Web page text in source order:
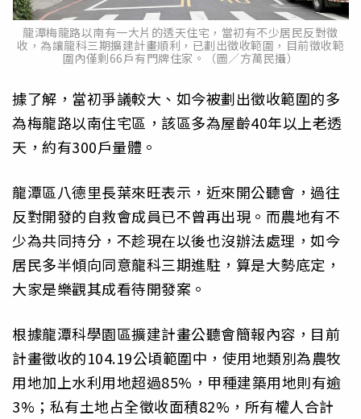
龍潭梅龍路以南有一大片的透天住宅，當初有不少居民反對徵
收，為讓龍科三期擴建計畫順利，已劃出徵收範圍，目前徵收範
圍內僅剩66戶有門牌住家。（圖／方萬民攝）
據了解，當初爭議較大、如今被劃出徵收範圍的多
為梅龍路以南住宅區，該區多為屋齡40年以上老透
天，約有300戶量體。
龍潭區八德里長葉來旺表示，近來開公聽會，過往
反對開發的自救會成員已不曾再出現。而農地有不
少為共同持分，不趁現在以後也沒辦法處理，如今
居民多半傾向同意龍科三期進駐，算是大勢底定，
大家是樂觀其成看待開發案。
根據龍潭科學園區擴建計畫公聽會簡報內容，目前
計畫徵收的104.19公頃範圍中，使用地類別為農牧
用地加上水利用地超過85%，甲種建築用地則有逾
3%；私有土地占全徵收面積82%，所有權人合計